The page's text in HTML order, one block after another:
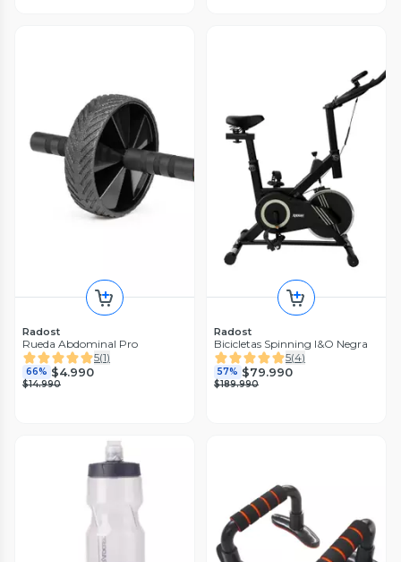
Radost
Rueda Abdominal Pro
5(1)
66% $4.990
$14.990
Radost
Bicicletas Spinning I&O Negra
5(4)
57% $79.990
$189.990